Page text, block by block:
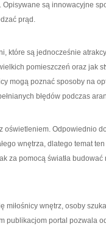
Opisywane są innowacyjne
prąd.
które są jednocześnie
pomieszczeń oraz jak
mogą poznać sposoby na
błędów podczas
oświetleniem. Odpowiednio
wnętrza, dlatego temat
za pomocą światła
miłośnicy wnętrz, osoby
publikacjom portal pozwala